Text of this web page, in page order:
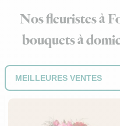
Nos fleuristes à
bouquets à